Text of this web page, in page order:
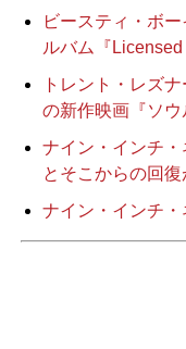
ビースティ・ボ
ルバム『
トレント・レズ
の新作映画『ソ
ナイン・インチ
とそこからの回
ナイン・インチ